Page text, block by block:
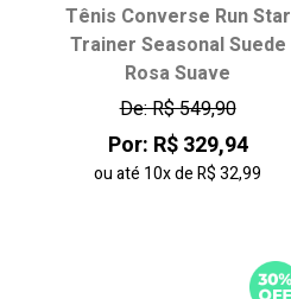
Escolha seu tamanho:
42
43
Tênis Converse Run Star
Trainer Seasonal Suede
Rosa Suave
De: R$ 549,90
Por: R$ 329,94
ou até 10xdeR$ 32,99